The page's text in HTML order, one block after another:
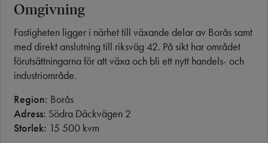
Omgivning
Fastigheten ligger i närhet till växande delar av Borås samt
med direkt anslutning till riksväg 42. På sikt har området
förutsättningarna för att växa och bli ett nytt handels- och
industriområde.
Region: Borås
Adress: Södra Däckvägen 2
Storlek: 15 500 kvm